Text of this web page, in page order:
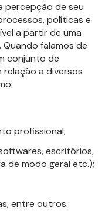
percepção de seu
políticas e
a partir de uma
. Quando falamos de
conjunto de
a diversos
profissional;
escritórios,
de modo geral etc.);
entre outros.